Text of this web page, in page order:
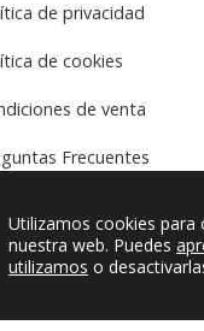
de privacidad
de cookies
de venta
Frecuentes
reservados.
Utilizamos cookies para
nuestra web. Puedes
utilizamos o